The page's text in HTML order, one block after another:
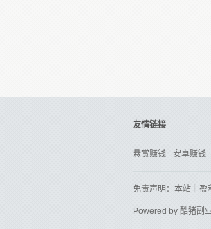
友情链接
悬赏赚钱 安卓赚钱
免责声明：本站非盈
Powered by 酷猪副